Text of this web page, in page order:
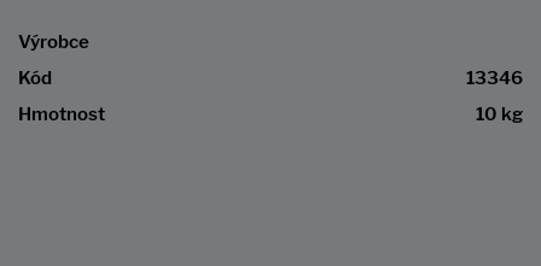
Výrobce
Kód
13346
Hmotnost
10 kg